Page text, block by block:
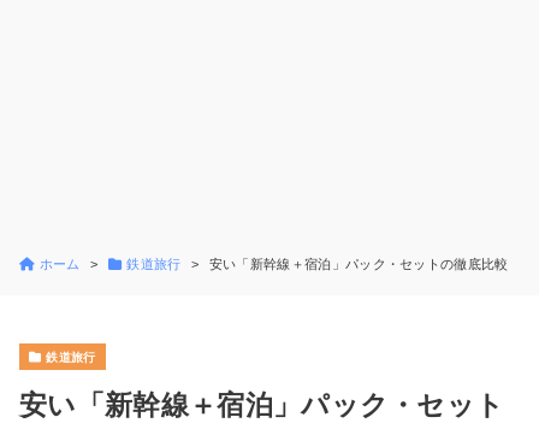
ホーム 鉄道旅行 安い「新幹線＋宿泊」パック・セットの徹底比較
鉄道旅行
安い「新幹線＋宿泊」パック・セット